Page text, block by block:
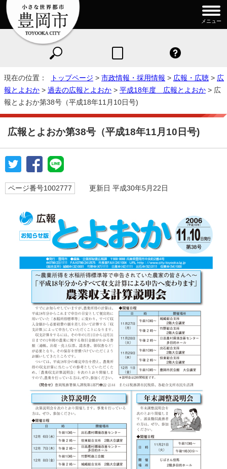
メニュー
現在の位置： トップページ > 市政情報・採用情報 > 広報・広聴 > 広
報とよおか > 過去の広報とよおか > 平成18年度 広報とよおか > 広
報とよおか第38号（平成18年11月10日号)
広報とよおか第38号（平成18年11月10日号)
ページ番号1002777 更新日 平成30年5月22日